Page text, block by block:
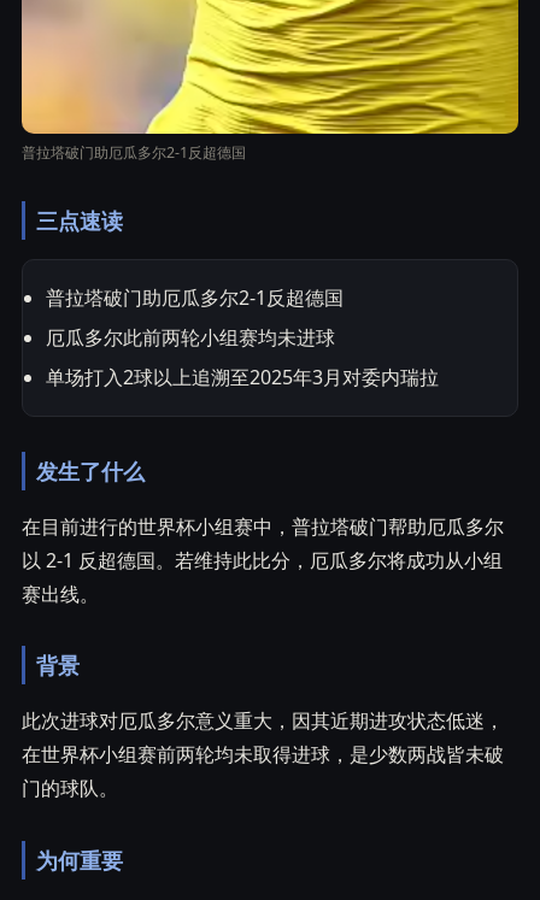
普拉塔破门助厄瓜多尔2-1反超德国
三点速读
普拉塔破门助厄瓜多尔2-1反超德国
厄瓜多尔此前两轮小组赛均未进球
单场打入2球以上追溯至2025年3月对委内瑞拉
发生了什么
在目前进行的世界杯小组赛中，普拉塔破门帮助厄瓜多尔
以 2-1 反超德国。若维持此比分，厄瓜多尔将成功从小组
赛出线。
背景
此次进球对厄瓜多尔意义重大，因其近期进攻状态低迷，
在世界杯小组赛前两轮均未取得进球，是少数两战皆未破
门的球队。
为何重要